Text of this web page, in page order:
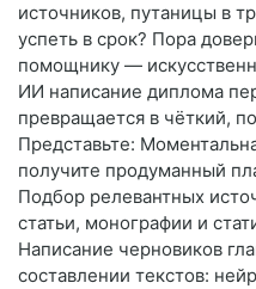
источников, путаницы в
успеть в срок? Пора
помощнику —
ИИ написание диплома
превращается в чёткий,
Представьте:
получите продуманный
Подбор релевантных
статьи, монографии и
Написание черновиков
составлении текстов: